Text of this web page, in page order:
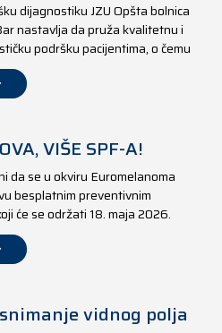
dijagnostiku JZU Opšta bolnica
nastavlja da pruža kvalitetnu i
podršku pacijentima, o čemu
ostvareni u periodu od 1. januara
VIŠE SPF-A!
da se u okviru Euromelanoma
besplatnim preventivnim
će se održati 18. maja 2026.
opština širom Crne Gore, kako u
zdravstvenim ustanovama.
vidnog polja